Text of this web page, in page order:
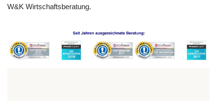
W&K Wirtschaftsberatung.